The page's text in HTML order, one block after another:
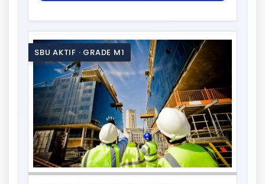
SBU AKTIF · GRADE M1